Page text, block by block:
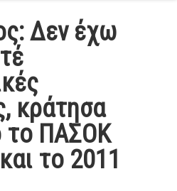
Δεν έχω
κράτησα
το ΠΑΣΟΚ
το 2011